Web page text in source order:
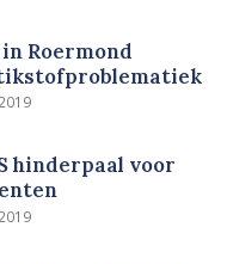
Roermond
hinderpaal voor